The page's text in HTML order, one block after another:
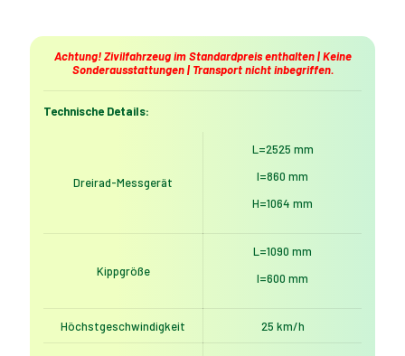
Achtung! Zivilfahrzeug im Standardpreis enthalten | Keine
Sonderausstattungen | Transport nicht inbegriffen.
Technische Details:
Dreirad-Messgerät
L=2525 mm
l=860 mm
H=1064 mm
Kippgröße
L=1090 mm
l=600 mm
Höchstgeschwindigkeit 25 km/h